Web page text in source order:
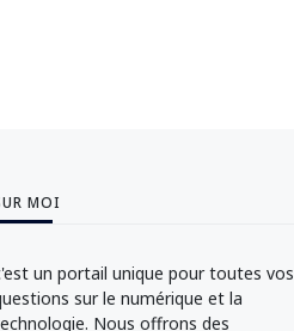
MOI
un portail unique pour toutes vos
sur le numérique et la
Nous offrons des